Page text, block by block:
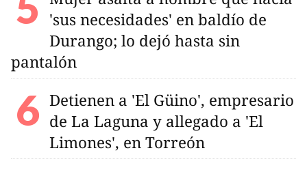
'sus necesidades' en baldío de
Durango; lo dejó hasta sin
pantalón
Detienen a 'El Güino', empresario
de La Laguna y allegado a 'El
Limones', en Torreón